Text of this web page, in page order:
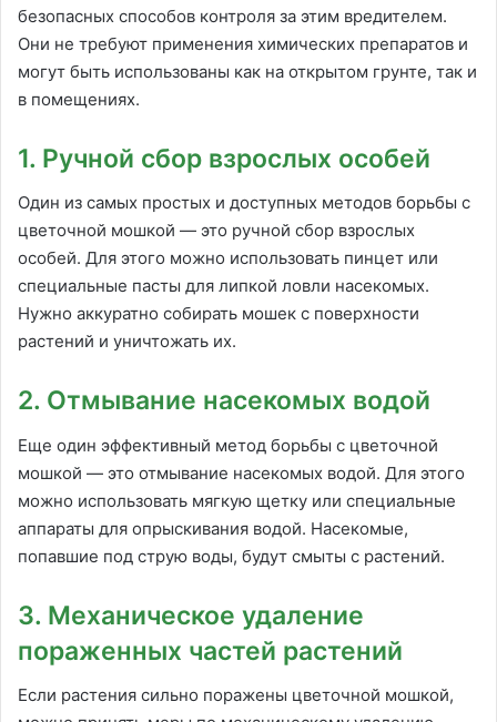
безопасных способов контроля за этим вредителем.
Они не требуют применения химических препаратов и
могут быть использованы как на открытом грунте, так и
в помещениях.
1. Ручной сбор взрослых особей
Один из самых простых и доступных методов борьбы с
цветочной мошкой — это ручной сбор взрослых
особей. Для этого можно использовать пинцет или
специальные пасты для липкой ловли насекомых.
Нужно аккуратно собирать мошек с поверхности
растений и уничтожать их.
2. Отмывание насекомых водой
Еще один эффективный метод борьбы с цветочной
мошкой — это отмывание насекомых водой. Для этого
можно использовать мягкую щетку или специальные
аппараты для опрыскивания водой. Насекомые,
попавшие под струю воды, будут смыты с растений.
3. Механическое удаление
пораженных частей растений
Если растения сильно поражены цветочной мошкой,